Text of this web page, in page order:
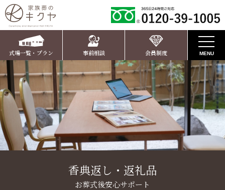
式場一覧・プラン 事前相談 会員制度 MENU
お知らせ
キクヤの葬儀
家族葬ホール
家族葬のキクヤ ささやまホール
家族葬のキクヤ かいばらホール
ご葬儀プラン
家族葬のキクヤ ささやまホールプラン
香典返し・返礼品
お葬式後安心サポート